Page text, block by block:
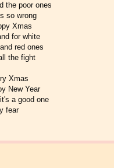
the poor ones
so wrong
Xmas
for white
red ones
the fight
Xmas
New Year
a good one
fear